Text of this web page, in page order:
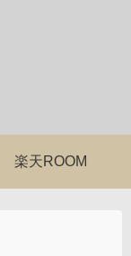
楽天ROOM